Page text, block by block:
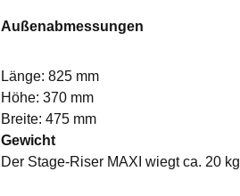
Außenabmessungen
Länge: 825 mm
Höhe: 370 mm
Breite: 475 mm
Gewicht
Der Stage-Riser MAXI wiegt ca. 20 kg